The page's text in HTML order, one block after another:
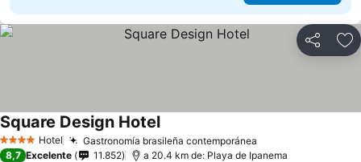
Compartir
4 EstrellasHotel Gastronomía brasileña contemporánea
Square Design HotelVer precios
8,7 Excelente 11.852 a 20.4 km de: Playa de Ipanema